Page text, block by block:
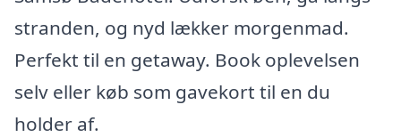
stranden, og nyd lækker morgenmad.
Perfekt til en getaway. Book oplevelsen
selv eller køb som gavekort til en du
holder af.